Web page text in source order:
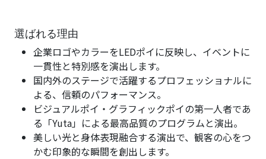
選ばれる理由
企業ロゴやカラーをLEDポイに反映し、イベントに
一貫性と特別感を演出します。
国内外のステージで活躍するプロフェッショナルに
よる、信頼のパフォーマンス。
ビジュアルポイ・グラフィックポイの第一人者であ
る「Yuta」による最高品質のプログラムと演出。
美しい光と身体表現融合する演出で、観客の心をつ
かむ印象的な瞬間を創出します。